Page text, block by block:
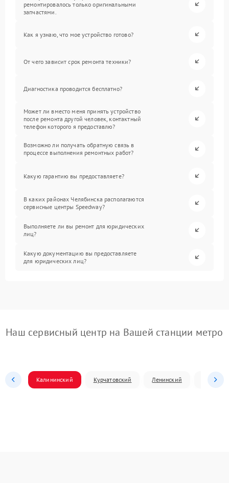
ремонтировалось только оригинальными
запчастями.
Как я узнаю, что мое устройство готово?
От чего зависит срок ремонта техники?
Диагностика проводится бесплатно?
Может ли вместо меня принять устройство
после ремонта другой человек, контактный
телефон которого я предоставлю?
Возможно ли получать обратную связь в
процессе выполнения ремонтных работ?
Какую гарантию вы предоставляете?
В каких районах Челябинска располагаются
сервисные центры Speedway?
Выполняете ли вы ремонт для юридических
лиц?
Какую документацию вы предоставляете
для юридических лиц?
Наш сервисный центр на Вашей станции метро
Калининский Курчатовский Ленинский